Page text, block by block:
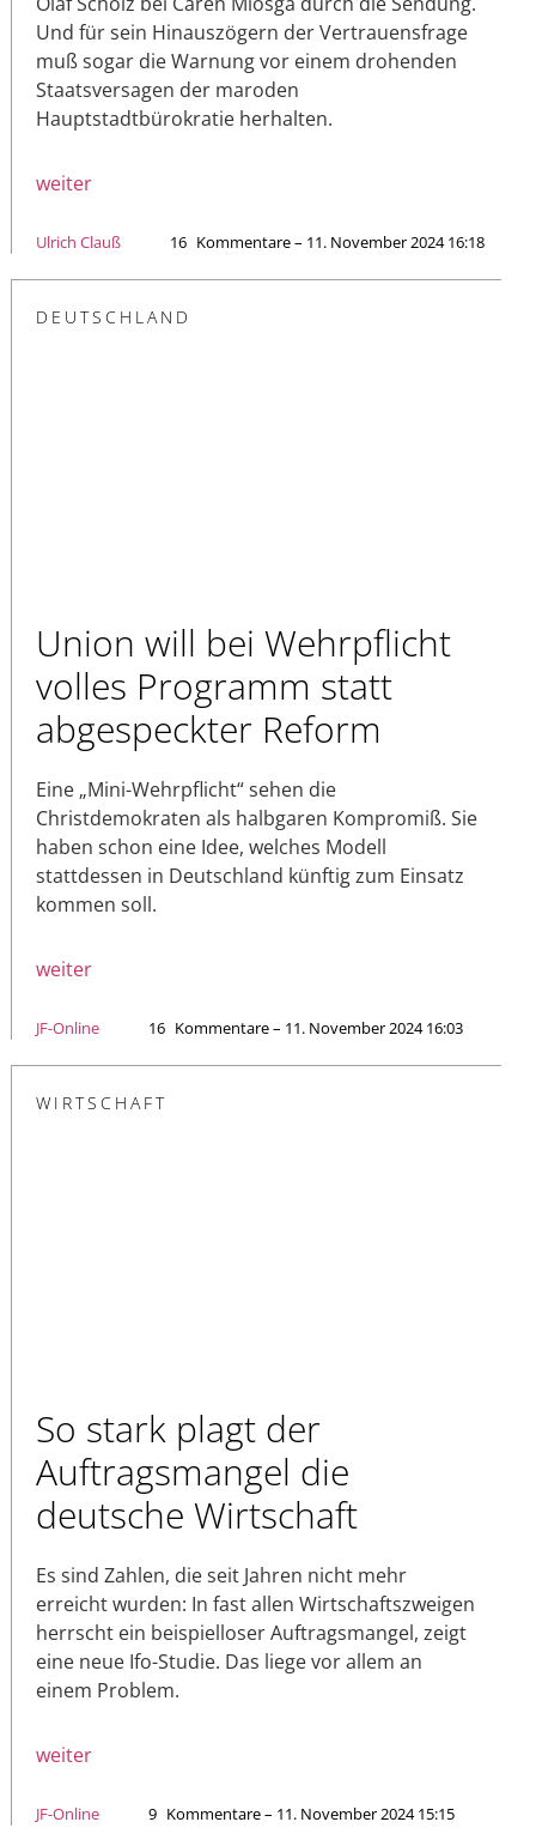
Und für sein Hinauszögern der Vertrauensfrage
muß sogar die Warnung vor einem drohenden
Staatsversagen der maroden
Hauptstadtbürokratie herhalten.
weiter
Ulrich Clauß 16 Kommentare – 11. November 2024 16:18
DEUTSCHLAND
Union will bei Wehrpflicht
volles Programm statt
abgespeckter Reform
Eine „Mini-Wehrpflicht“ sehen die
Christdemokraten als halbgaren Kompromiß. Sie
haben schon eine Idee, welches Modell
stattdessen in Deutschland künftig zum Einsatz
kommen soll.
weiter
JF-Online 16 Kommentare – 11. November 2024 16:03
WIRTSCHAFT
So stark plagt der
Auftragsmangel die
deutsche Wirtschaft
Es sind Zahlen, die seit Jahren nicht mehr
erreicht wurden: In fast allen Wirtschaftszweigen
herrscht ein beispielloser Auftragsmangel, zeigt
eine neue Ifo-Studie. Das liege vor allem an
einem Problem.
weiter
JF-Online 9 Kommentare – 11. November 2024 15:15